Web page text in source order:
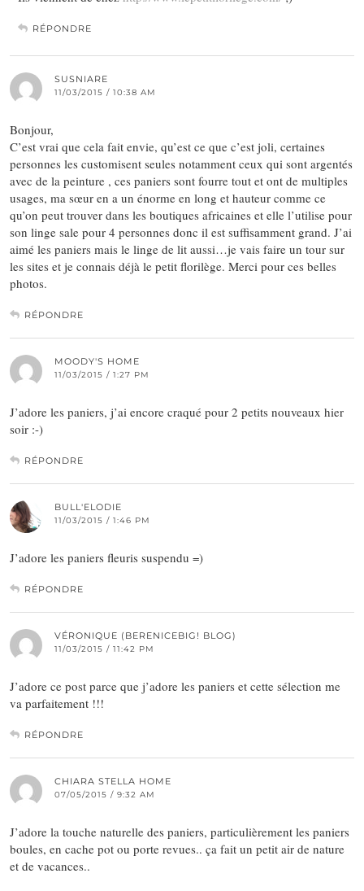
RÉPONDRE
SUSNIARE
11/03/2015 / 10:38 AM
Bonjour,
C’est vrai que cela fait envie, qu’est ce que c’est joli, certaines
personnes les customisent seules notamment ceux qui sont argentés
avec de la peinture , ces paniers sont fourre tout et ont de multiples
usages, ma sœur en a un énorme en long et hauteur comme ce
qu’on peut trouver dans les boutiques africaines et elle l’utilise pour
son linge sale pour 4 personnes donc il est suffisamment grand. J’ai
aimé les paniers mais le linge de lit aussi…je vais faire un tour sur
les sites et je connais déjà le petit florilège. Merci pour ces belles
photos.
RÉPONDRE
MOODY'S HOME
11/03/2015 / 1:27 PM
J’adore les paniers, j’ai encore craqué pour 2 petits nouveaux hier
soir :-)
RÉPONDRE
BULL'ELODIE
11/03/2015 / 1:46 PM
J’adore les paniers fleuris suspendu =)
RÉPONDRE
VÉRONIQUE (BERENICEBIG! BLOG)
11/03/2015 / 11:42 PM
J’adore ce post parce que j’adore les paniers et cette sélection me
va parfaitement !!!
RÉPONDRE
CHIARA STELLA HOME
07/05/2015 / 9:32 AM
J’adore la touche naturelle des paniers, particulièrement les paniers
boules, en cache pot ou porte revues.. ça fait un petit air de nature
et de vacances..